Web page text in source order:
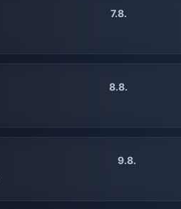
7.8.
8.8.
9.8.